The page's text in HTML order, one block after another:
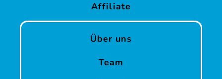
Affiliate
Über uns
Team